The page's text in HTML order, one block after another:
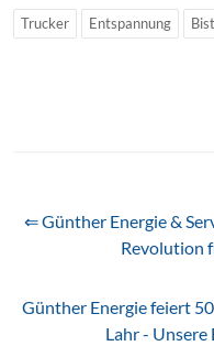
Trucker Entspannung
⇐ Günther Energie &
Revolution
Günther Energie feiert
Lahr -